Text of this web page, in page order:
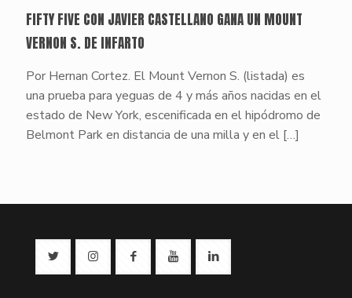
FIFTY FIVE CON JAVIER CASTELLANO GANA UN MOUNT
VERNON S. DE INFARTO
Por Hernan Cortez. El Mount Vernon S. (listada) es
una prueba para yeguas de 4 y más años nacidas en el
estado de New York, escenificada en el hipódromo de
Belmont Park en distancia de una milla y en el […]